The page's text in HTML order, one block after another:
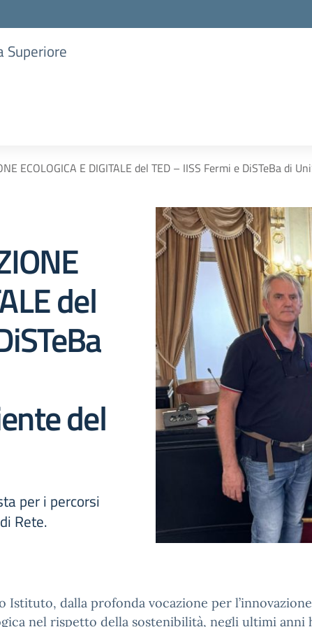
Superiore
ECOLOGICA E DIGITALE del TED – IISS Fermi e DiSTeBa di
del
del
per i percorsi
Rete.
Istituto, dalla profonda vocazione per l’innovazione
nel rispetto della sostenibilità, negli ultimi anni